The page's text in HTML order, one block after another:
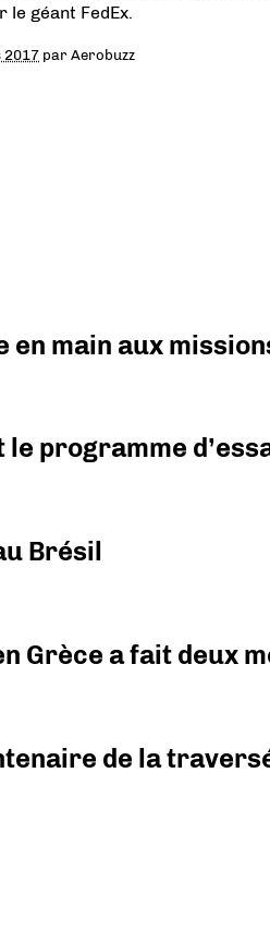
le géant FedEx.
2017 parAerobuzz
en main aux
programme
Brésil
Grèce a fait deux
de la